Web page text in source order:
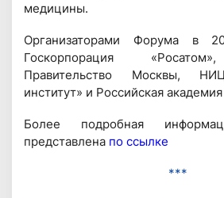
медицины.
Организаторами Форума в
Госкорпорация
Правительство Москвы,
институт» и Российская академия
Более подробная
представлена по ссылке
***